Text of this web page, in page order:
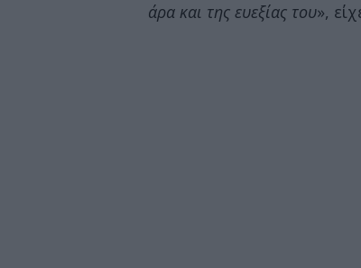
άρα και της ευεξίας του»,